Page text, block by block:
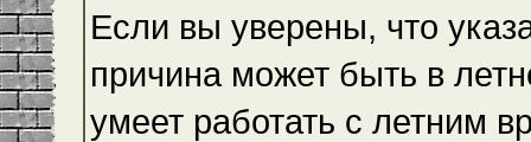
Если вы уверены, что
причина может быть в
умеет работать с летним